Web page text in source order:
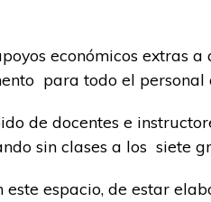
económicos extras a
para todo el personal
de docentes e
sin clases a los siete
espacio, de estar